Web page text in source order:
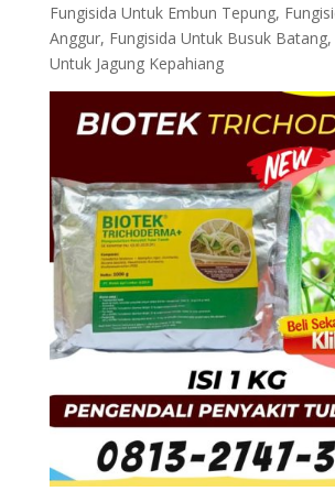
Fungisida Untuk Embun Tepung,
Anggur, Fungisida Untuk Busuk Batang,
Untuk Jagung Kepahiang